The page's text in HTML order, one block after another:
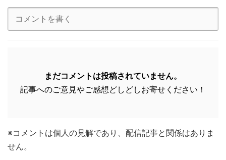
まだコメントは投稿されていません。
記事へのご意見やご感想どしどしお寄せください！
※コメントは個人の見解であり、配信記事と関係はありま
せん。